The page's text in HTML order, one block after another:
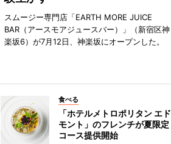
スムージー専門店「EARTH MORE JUICE
BAR（アースモアジュースバー）」（新宿区神
楽坂6）が7月12日、神楽坂にオープンした。
食べる
「ホテルメトロポリタン エド
モント」のフレンチが夏限定
コース提供開始